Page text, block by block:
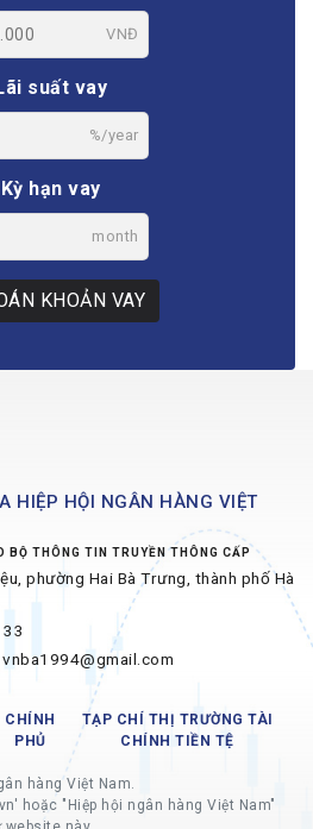
VNĐ
suất vay
%/year
hạn vay
month
KHOẢN VAY
HIỆP HỘI NGÂN HÀNG VIỆT
THÔNG TIN TRUYỀN THÔNG CẤP
phường Hai Bà Trưng, thành phố Hà
CHÍNH
PHỦ
TẠP CHÍ THỊ TRƯỜNG TÀI
CHÍNH TIỀN TỆ
hàng Việt Nam.
hoặc "Hiệp hội ngân hàng Việt Nam"